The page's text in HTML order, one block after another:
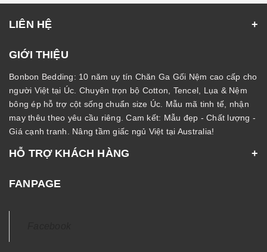
LIÊN HỆ
GIỚI THIỆU
Bonbon Bedding: 10 năm uy tín Chăn Ga Gối Nệm cao cấp cho
người Việt tại Úc. Chuyên trọn bộ Cotton, Tencel, Lụa & Nệm
bông ép hỗ trợ cột sống chuẩn size Úc. Mẫu mã tinh tế, nhận
may thêu theo yêu cầu riêng. Cam kết: Mẫu đẹp - Chất lượng -
Giá cạnh tranh. Nâng tầm giấc ngủ Việt tại Australia!
HỖ TRỢ KHÁCH HÀNG
FANPAGE